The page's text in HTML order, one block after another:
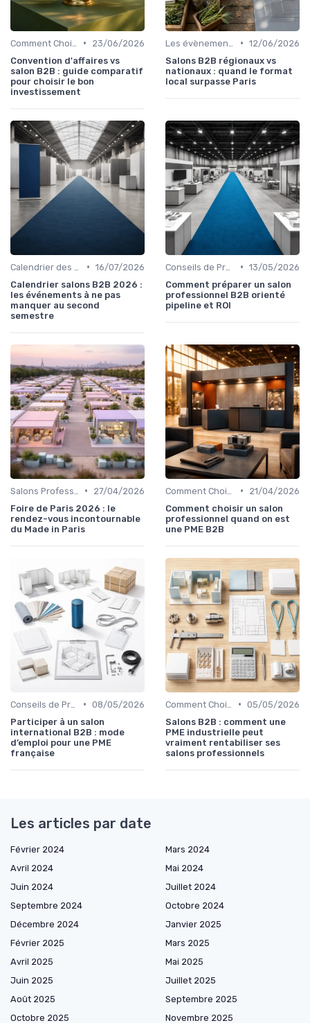
•
23/06/2026
Convention d'affaires vs
salon B2B : guide comparatif
pour choisir le bon
investissement
• 12/06/2026
Salons B2B régionaux vs
nationaux : quand le format
local surpasse Paris
• 16/07/2026
Calendrier salons B2B 2026 :
les événements à ne pas
manquer au second
semestre
• 13/05/2026
Comment préparer un salon
professionnel B2B orienté
pipeline et ROI
•
27/04/2026
Foire de Paris 2026 : le
rendez-vous incontournable
du Made in Paris
•
21/04/2026
Comment choisir un salon
professionnel quand on est
une PME B2B
• 08/05/2026
Participer à un salon
international B2B : mode
d’emploi pour une PME
française
• 05/05/2026
Salons B2B : comment une
PME industrielle peut
vraiment rentabiliser ses
salons professionnels
Les articles par date
Février 2024
Mars 2024
Avril 2024
Mai 2024
Juin 2024
Juillet 2024
Septembre 2024
Octobre 2024
Décembre 2024
Janvier 2025
Février 2025
Mars 2025
Avril 2025
Mai 2025
Juin 2025
Juillet 2025
Août 2025
Septembre 2025
Octobre 2025
Novembre 2025
Ce site utilise des cookies et vous donne le contrôle sur ceux que
vous souhaitez activer
Personnaliser